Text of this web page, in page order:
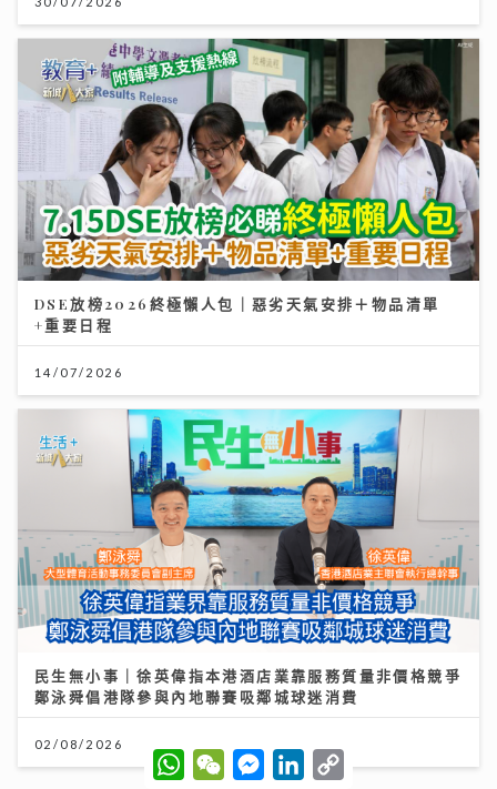
DSE放榜2026終極懶人包｜惡劣天氣安排＋物品清單
+重要日程
14/07/2026
民生無小事｜徐英偉指本港酒店業靠服務質量非價格競爭
鄭泳舜倡港隊參與內地聯賽吸鄰城球迷消費
02/08/2026
W
h
W
e
M
e
L
o